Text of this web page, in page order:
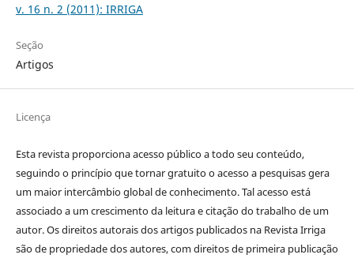
v. 16 n. 2 (2011): IRRIGA
Seção
Artigos
Licença
Esta revista proporciona acesso público a todo seu conteúdo,
seguindo o princípio que tornar gratuito o acesso a pesquisas gera
um maior intercâmbio global de conhecimento. Tal acesso está
associado a um crescimento da leitura e citação do trabalho de um
autor. Os direitos autorais dos artigos publicados na Revista Irriga
são de propriedade dos autores, com direitos de primeira publicação